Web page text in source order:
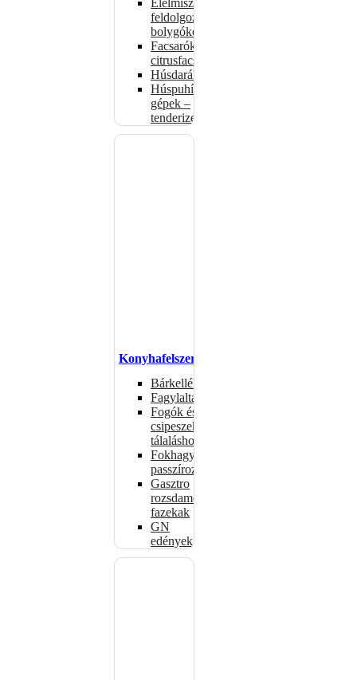
feldolgozók –
bolygókeverők
Facsarók,
citrusfacsarók
Húsdarálók
Húspuhító
gépek –
tenderizerek
Konyhafelszerelés
Bárkellékek
Fagylaltadagolók
Fogók és
csipeszek
tálaláshoz
Fokhagymaprések,
passzírozók
Gasztro
rozsdamentes
fazekak
GN
edények